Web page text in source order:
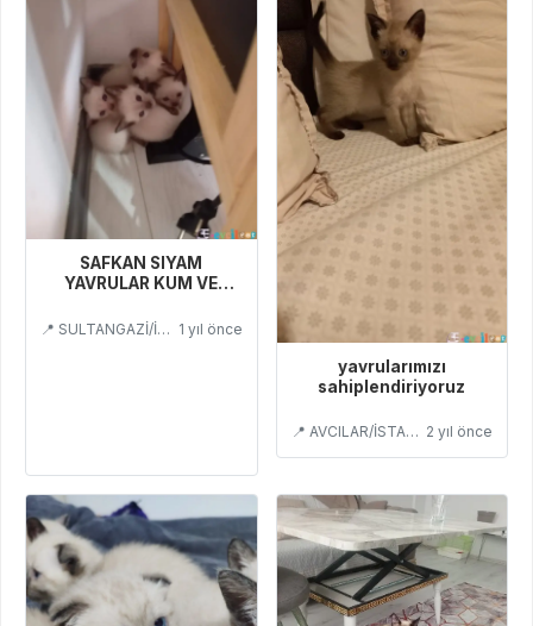
SAFKAN SIYAM
YAVRULAR KUM VE
AYLIK YAVRULAR
📍 SULTANGAZİ/İSTANBUL 1 yıl önce
yavrularımızı
sahiplendiriyoruz
📍 AVCILAR/İSTANBUL 2 yıl önce